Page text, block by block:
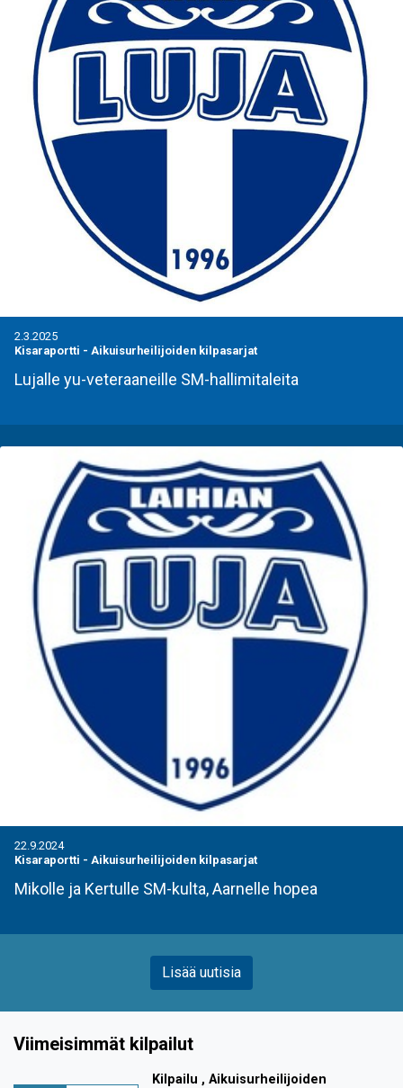
2.3.2025
Kisaraportti - Aikuisurheilijoiden kilpasarjat
Lujalle yu-veteraaneille SM-hallimitaleita
22.9.2024
Kisaraportti - Aikuisurheilijoiden kilpasarjat
Mikolle ja Kertulle SM-kulta, Aarnelle hopea
Lisää uutisia
Viimeisimmät kilpailut
Kilpailu , Aikuisurheilijoiden